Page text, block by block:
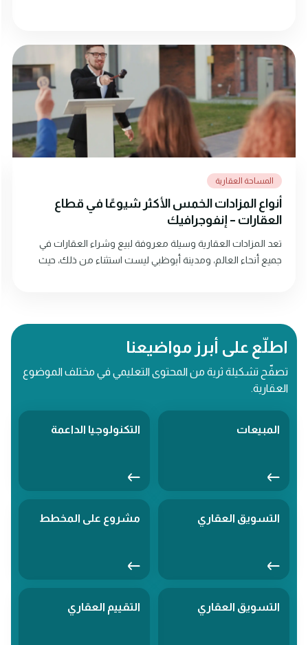
المساحة العقارية
أنواع المزادات الخمس الأكثر شيوعًا في قطاع
العقارات – إنفوجرافيك
تعد المزادات العقارية وسيلة معروفة لبيع وشراء العقارات في
جميع أنحاء العالم، ومدينة أبوظبي ليست استثناء من ذلك، حيث
للمزادات العقارية وكيفية إقامتها في أبوظبي.
اطلّع على أبرز مواضيعنا
تصفّح تشكيلة ثرية من المحتوى التعليمي في مختلف الموضوع
العقارية.
المبيعات التكنولوجيا الداعمة
التسويق العقاري مشروع على المخطط
التسويق العقاري التقييم العقاري